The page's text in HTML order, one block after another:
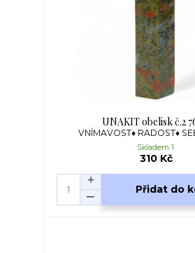
UNAKIT obelisk č.2
VNÍMAVOST♦ RADOST♦
310 Kč
Skladem 1
Přidat do